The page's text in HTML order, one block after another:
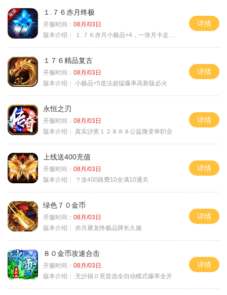
１.７６赤月终极
开服时间： 08月/03日
版本介绍：
１.７６赤月小极品+4，一张月卡走天涯b
详情
１７６精品复古
开服时间： 08月/03日
版本介绍： 小极品+5道法超猛爆率高新版必火
详情
永恒之刃
开服时间： 08月/03日
版本介绍： 真实沙奖１２８８８公益微变单职业
详情
上线送400充值
开服时间： 08月/03日
版本介绍：
？送400路费10全满10通关
详情
绿色７０金币
开服时间： 08月/03日
版本介绍： 赤月屠龙终极品牌长久服
详情
８０金币攻速合击
开服时间： 08月/03日
版本介绍： 无沙捐０茺首选全自动模式爆率全开
详情